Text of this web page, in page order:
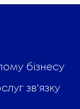
бізнесу
зв'язку